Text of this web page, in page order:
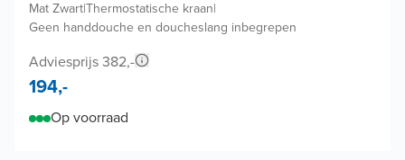
Mat Zwart|Thermostatische kraan|
Geen handdouche en doucheslang inbegrepen
Adviesprijs 382,-
194,-
Op voorraad